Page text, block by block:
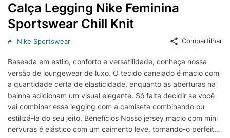
Calça Legging Nike Feminina
Sportswear Chill Knit
Nike Sportswear Compartilhar
Baseada em estilo, conforto e versatilidade, conheça nossa
versão de loungewear de luxo. O tecido canelado é macio com
a quantidade certa de elasticidade, enquanto as aberturas na
bainha adicionam um visual elegante. Só falta decidir se você
vai combinar essa legging com a camiseta combinando ou
estilizá-la do seu jeito. Benefícios Nosso jersey macio com mini
nervuras é elástico com um caimento leve, tornando-o perfeito